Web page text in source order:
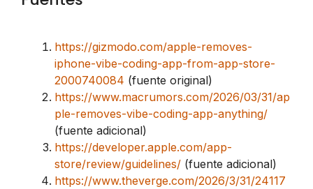
https://gizmodo.com/apple-removes-
iphone-vibe-coding-app-from-app-store-
2000740084 (fuente original)
https://www.macrumors.com/2026/03/31/ap
ple-removes-vibe-coding-app-anything/
(fuente adicional)
https://developer.apple.com/app-
store/review/guidelines/ (fuente adicional)
https://www.theverge.com/2026/3/31/24117